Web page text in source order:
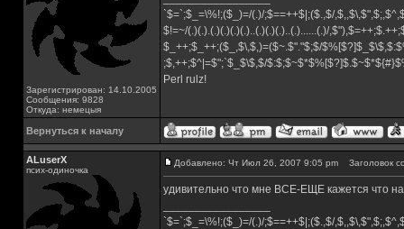
Зарегистрирован: 14.10.2005
Сообщения: 9828
Откуда: немецыя
`$=`;$_=\%!;($_)=/(.)/;$==++$|;($.,$/
$!=~/(.)(.).(.)(.)(.)(.)..(.)(.)(.)..(.)......(.)/
$_++;$_++;($_,$\,$,)=($~.$"."$;$/
;$,++;$^|=$";`$_$\$,$/
Perl rulz!
Вернуться к началу
ALuserX
псих-одиночка
Добавлено: Чт Июл 26, 2007 9:05 pm Заголовок
удивительно что мне ВСЕ-ЕЩЕ кажется что
`$=`;$_=\%!;($_)=/(.)/;$==++$|;($.,$/